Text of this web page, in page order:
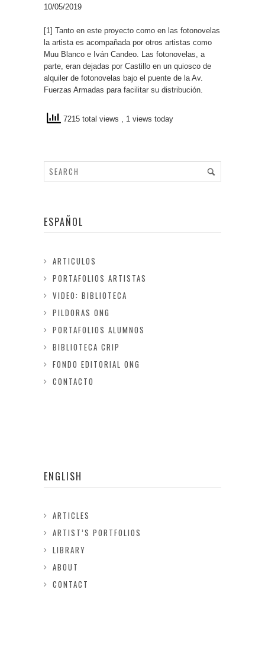
10/05/2019
[1] Tanto en este proyecto como en las fotonovelas
la artista es acompañada por otros artistas como
Muu Blanco e Iván Candeo. Las fotonovelas, a
parte, eran dejadas por Castillo en un quiosco de
alquiler de fotonovelas bajo el puente de la Av.
Fuerzas Armadas para facilitar su distribución.
7215 total views , 1 views today
ESPAÑOL
ARTICULOS
PORTAFOLIOS ARTISTAS
VIDEO: BIBLIOTECA
PILDORAS ONG
PORTAFOLIOS ALUMNOS
BIBLIOTECA CRIP
FONDO EDITORIAL ONG
CONTACTO
ENGLISH
ARTICLES
ARTIST’S PORTFOLIOS
LIBRARY
ABOUT
CONTACT